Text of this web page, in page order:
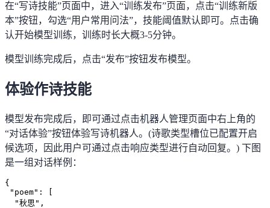
在“写诗技能”页面中，进入“训练发布”页面，点击“训练新版
本”按钮，勾选“用户常用问法”，技能阈值默认即可。点击确
认开始模型训练，训练时长大概3-5分钟。
模型训练完成后，点击“发布”按钮发布模型。
体验作诗技能
模型发布完成后，即可通过点击机器人管理页面中右上角的
“对话体验”按钮体验写诗机器人。 (诗歌类型槽位已配置开启
候选项，因此用户可通过点击响应类型进行自动回复。 ) 下图
是一组对话样例：
{
"poem": [
  "秋思",